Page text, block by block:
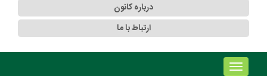
درباره کانون
ارتباط با ما
!!!b۱!!!